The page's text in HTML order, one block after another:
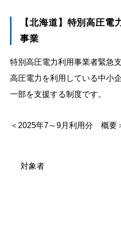
【北海道】特別高圧電
事業
特別高圧電力利用事業者緊急
高圧電力を利用している中小
一部を支援する制度です。
＜2025年7～9月利用分 概要
対象者